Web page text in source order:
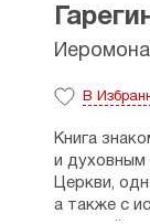
В
Книга
и духовным
Церкви,
а также с